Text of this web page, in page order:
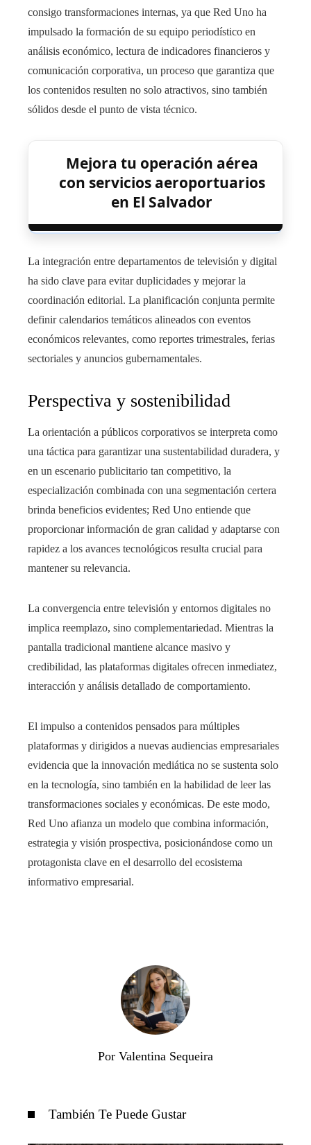
consigo transformaciones internas, ya que Red Uno ha
impulsado la formación de su equipo periodístico en
análisis económico, lectura de indicadores financieros y
comunicación corporativa, un proceso que garantiza que
los contenidos resulten no solo atractivos, sino también
sólidos desde el punto de vista técnico.
Mejora tu operación aérea
con servicios aeroportuarios
en El Salvador
La integración entre departamentos de televisión y digital
ha sido clave para evitar duplicidades y mejorar la
coordinación editorial. La planificación conjunta permite
definir calendarios temáticos alineados con eventos
económicos relevantes, como reportes trimestrales, ferias
sectoriales y anuncios gubernamentales.
Perspectiva y sostenibilidad
La orientación a públicos corporativos se interpreta como
una táctica para garantizar una sustentabilidad duradera, y
en un escenario publicitario tan competitivo, la
especialización combinada con una segmentación certera
brinda beneficios evidentes; Red Uno entiende que
proporcionar información de gran calidad y adaptarse con
rapidez a los avances tecnológicos resulta crucial para
mantener su relevancia.
La convergencia entre televisión y entornos digitales no
implica reemplazo, sino complementariedad. Mientras la
pantalla tradicional mantiene alcance masivo y
credibilidad, las plataformas digitales ofrecen inmediatez,
interacción y análisis detallado de comportamiento.
El impulso a contenidos pensados para múltiples
plataformas y dirigidos a nuevas audiencias empresariales
evidencia que la innovación mediática no se sustenta solo
en la tecnología, sino también en la habilidad de leer las
transformaciones sociales y económicas. De este modo,
Red Uno afianza un modelo que combina información,
estrategia y visión prospectiva, posicionándose como un
protagonista clave en el desarrollo del ecosistema
informativo empresarial.
Por Valentina Sequeira
También Te Puede Gustar